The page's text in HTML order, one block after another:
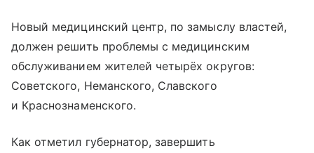
Новый медицинский центр, по замыслу властей,
должен решить проблемы с медицинским
обслуживанием жителей четырёх округов:
Советского, Неманского, Славского
и Краснознаменского.
Как отметил губернатор, завершить